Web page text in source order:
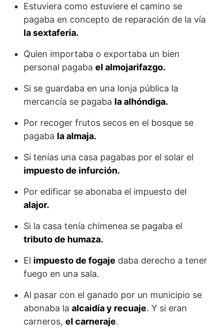
Estuviera como estuviere el camino se
pagaba en concepto de reparación de la vía
la sextaferia.
Quien importaba o exportaba un bien
personal pagaba el almojarifazgo.
Si se guardaba en una lonja pública la
mercancía se pagaba la alhóndiga.
Por recoger frutos secos en el bosque se
pagaba la almaja.
Si tenías una casa pagabas por el solar el
impuesto de infurción.
Por edificar se abonaba el impuesto del
alajor.
Si la casa tenía chimenea se pagaba el
tributo de humaza.
El impuesto de fogaje daba derecho a tener
fuego en una sala.
Al pasar con el ganado por un municipio se
abonaba la alcaidía y recuaje. Y si eran
carneros, el carneraje.